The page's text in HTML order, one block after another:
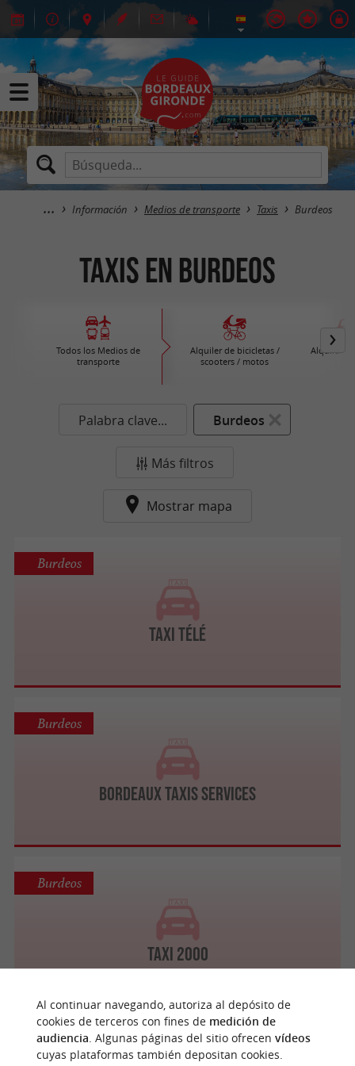
Información Medios de transporte Taxis Burdeos
Taxis en Burdeos
Todos los Medios de
transporte
Alquiler de bicicletas /
scooters / motos
Alquiler
Palabra clave... Burdeos
Más filtros
Mostrar mapa
Taxi Télé
Burdeos
Bordeaux Taxis Services
Burdeos
Taxi 2000
Burdeos
Burdeos
Al continuar navegando, autoriza al depósito de
cookies de terceros con fines de medición de
audiencia . Algunas páginas del sitio ofrecen vídeos
cuyas plataformas también depositan cookies.